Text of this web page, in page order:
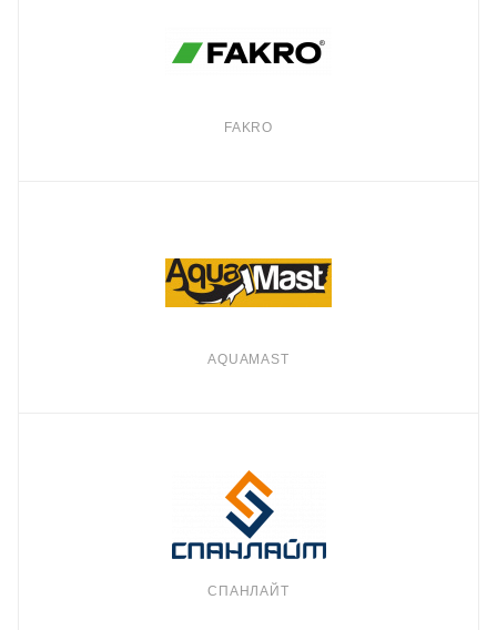
FAKRO
AQUAMAST
СПАНЛАЙТ